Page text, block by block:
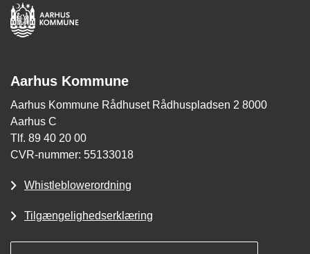
Aarhus Kommune
Aarhus Kommune Rådhuset Rådhuspladsen 2 8000
Aarhus C
Tlf. 89 40 20 00
CVR-nummer: 55133018
Whistleblowerordning
Tilgængelighedserklæring